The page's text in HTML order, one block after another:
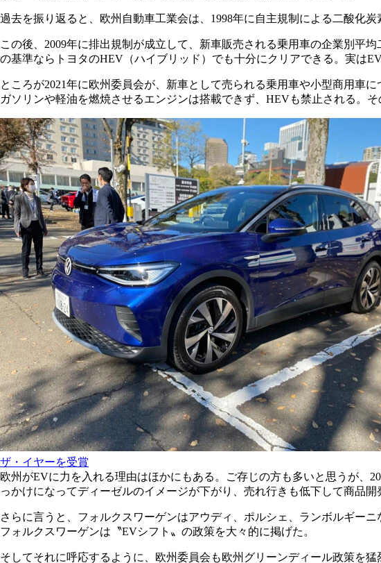
過去を振り返ると、欧州自動車工業会は、1998年に自主規制による二酸化炭
この後、2009年に排出規制が成立して、新車販売される乗用車の企業別平
の基準ならトヨタのHEV（ハイブリッド）でも十分にクリアできる。実は
ところが2021年に欧州委員会が、新車として売られる乗用車や小型商用車
ガソリンや軽油を燃焼させるエンジンは搭載できず、HEVも禁止される。
ザ・イヤーを受賞
欧州がEVに力を入れる理由はほかにもある。ご存じの方も多いと思うが、
っかけになってディーゼルのイメージが下がり、売れ行きも低下して商品開
さらに言うと、フォルクスワーゲンはアウディ、ポルシェ、ランボルギー
フォルクスワーゲンは〝EVシフト〟の政策を大々的に掲げた。
そしてそれに呼応するように、欧州委員会も欧州グリーンディール政策を